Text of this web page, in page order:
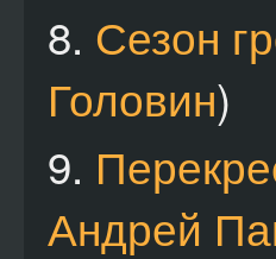
8. Сезон
Головин)
9.
Андрей